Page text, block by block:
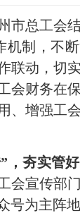
总工会结
机制，不
联动，切
会财务在
、增强工
，夯实管
会宣传部
号为主阵